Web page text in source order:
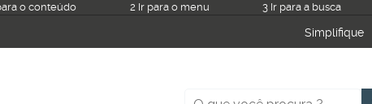
o conteúdo 2 Ir para o menu 3 Ir para a busca
Simplifique
Pesquisar